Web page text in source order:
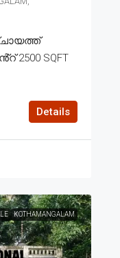
SQFT
Details
KOTHAMANGALAM